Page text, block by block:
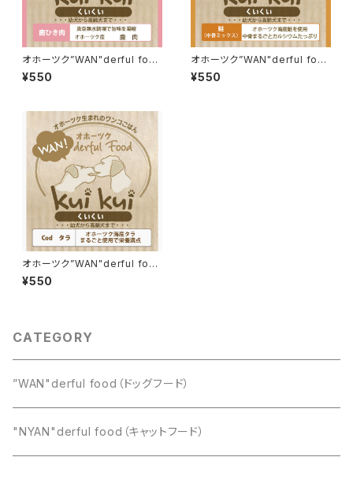
オホーツク”WAN"derful foo
d kuikui《鹿ひき肉》
¥550
オホーツク”WAN"derful foo
d kuikui《鮭（シャケ）》
¥550
オホーツク”WAN"derful foo
d kuikui《タラ》
¥550
CATEGORY
”WAN"derful food（ドッグフード）
"NYAN"derful food（キャットフード）